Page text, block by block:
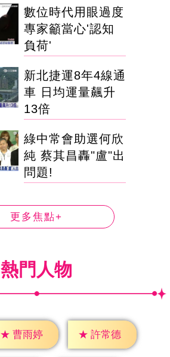
數位時代用眼過度
專家籲當心'認知
負荷'
新北捷運8年4線通
車 日均運量飆升
13倍
綠中常會助選何欣
純 蔡其昌轟"盧"出
問題!
更多焦點+
熱門人物
★ 曹雨婷 ★ 許常德